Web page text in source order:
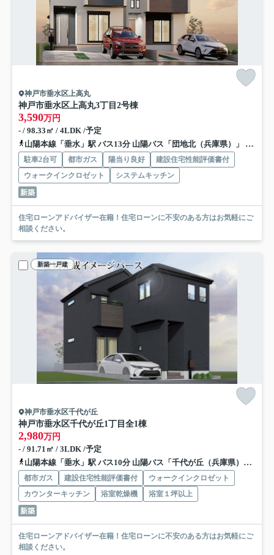
神戸市垂水区上高丸
神戸市垂水区上高丸3丁目 2号棟
3,590万円
- / 98.33㎡ / 4LDK /予定
山陽本線「垂水」駅 バス13分 山陽バス「団地北（兵庫県）」 停歩3分
駐車2台可 都市ガス 陽当り良好
建設住宅性能評価書付
ウォークインクロゼット
システムキッチン
新築
住宅ローンアドバイザー在籍！住宅ローンに不安のある方はお気軽にご
相談ください。
新築一戸建
神戸市垂水区千代が丘
神戸市垂水区千代が丘1丁目 全1棟
2,980万円
- / 91.71㎡ / 3LDK /予定
山陽本線「垂水」駅 バス10分 山陽バス「千代が丘（兵庫県）」 停歩4分
都市ガス 建設住宅性能評価書付
ウォークインクロゼット
カウンターキッチン
浴室乾燥機
浴室１坪以上
新築
住宅ローンアドバイザー在籍！住宅ローンに不安のある方はお気軽にご
相談ください。